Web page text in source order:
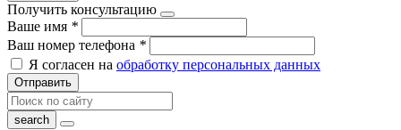
Получить консультацию
Ваше имя *
Ваш номер телефона *
Я согласен на обработку персональных данных
Отправить